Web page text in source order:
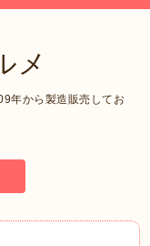
メ
年から製造販売してお